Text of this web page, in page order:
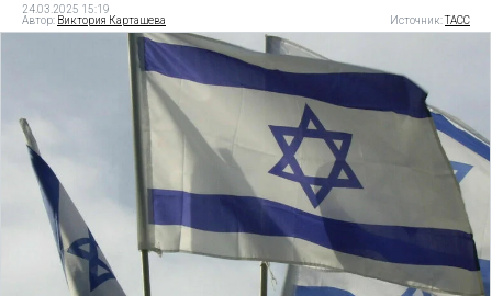
24.03.2025 15:19
Автор: Виктория Карташева Источник:ТАСС